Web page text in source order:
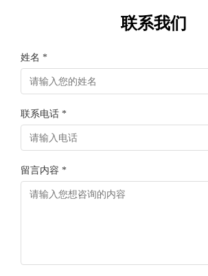
联系我们
姓名 *
联系电话 *
留言内容 *